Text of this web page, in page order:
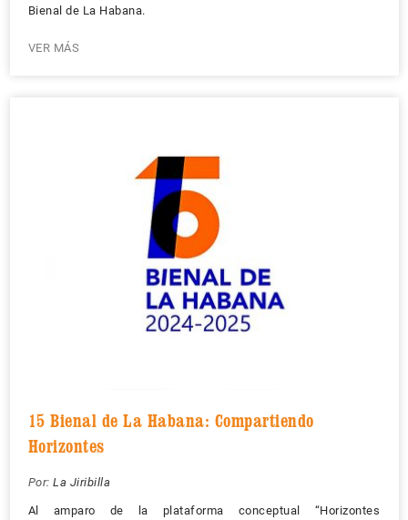
Bienal de La Habana.
VER MÁS
15 Bienal de La Habana: Compartiendo
Horizontes
Por: La Jiribilla
Al amparo de la plataforma conceptual “Horizontes